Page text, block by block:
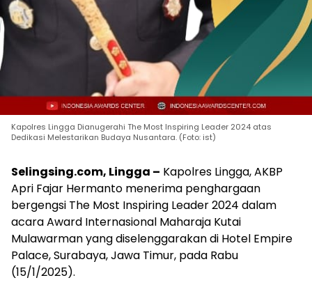
Kapolres Lingga Dianugerahi The Most Inspiring Leader 2024 atas
Dedikasi Melestarikan Budaya Nusantara. (Foto: ist)
Selingsing.com, Lingga – Kapolres Lingga, AKBP
Apri Fajar Hermanto menerima penghargaan
bergengsi The Most Inspiring Leader 2024 dalam
acara Award Internasional Maharaja Kutai
Mulawarman yang diselenggarakan di Hotel Empire
Palace, Surabaya, Jawa Timur, pada Rabu
(15/1/2025).